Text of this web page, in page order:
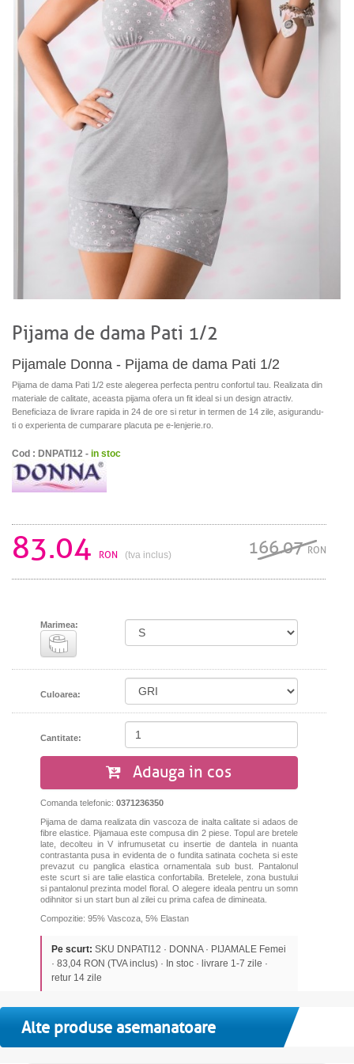
Pijama de dama Pati 1/2
Pijamale Donna - Pijama de dama Pati 1/2
Pijama de dama Pati 1/2 este alegerea perfecta pentru confortul tau. Realizata din
materiale de calitate, aceasta pijama ofera un fit ideal si un design atractiv.
Beneficiaza de livrare rapida in 24 de ore si retur in termen de 14 zile, asigurandu-
ti o experienta de cumparare placuta pe e-lenjerie.ro.
Cod : DNPATI12 - in stoc
83.04 RON (tva inclus) 166.07RON
Marimea:
Culoarea:
Cantitate:
Adauga in cos
Comanda telefonic: 0371236350
Pijama de dama realizata din vascoza de inalta calitate si adaos de
fibre elastice. Pijamaua este compusa din 2 piese. Topul are bretele
late, decolteu in V infrumusetat cu insertie de dantela in nuanta
contrastanta pusa in evidenta de o fundita satinata cocheta si este
prevazut cu panglica elastica ornamentala sub bust. Pantalonul
este scurt si are talie elastica confortabila. Bretelele, zona bustului
si pantalonul prezinta model floral. O alegere ideala pentru un somn
odihnitor si un start bun al zilei cu prima cafea de dimineata.
Compozitie: 95% Vascoza, 5% Elastan
Pe scurt: SKU DNPATI12 · DONNA · PIJAMALE Femei
· 83,04 RON (TVA inclus) · In stoc · livrare 1-7 zile ·
retur 14 zile
Alte produse asemanatoare